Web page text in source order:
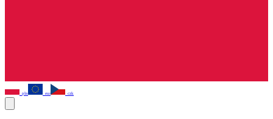
pln eur czk